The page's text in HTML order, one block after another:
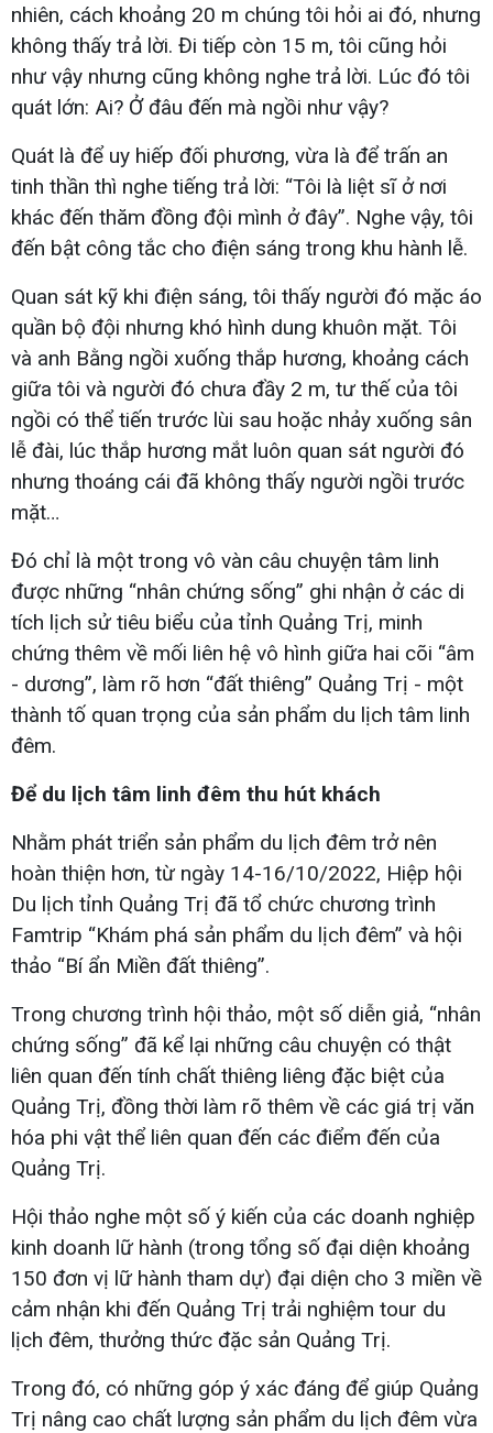
nhiên, cách khoảng 20 m chúng tôi hỏi ai đó, nhưng
không thấy trả lời. Đi tiếp còn 15 m, tôi cũng hỏi
như vậy nhưng cũng không nghe trả lời. Lúc đó tôi
quát lớn: Ai? Ở đâu đến mà ngồi như vậy?
Quát là để uy hiếp đối phương, vừa là để trấn an
tinh thần thì nghe tiếng trả lời: “Tôi là liệt sĩ ở nơi
khác đến thăm đồng đội mình ở đây”. Nghe vậy, tôi
đến bật công tắc cho điện sáng trong khu hành lễ.
Quan sát kỹ khi điện sáng, tôi thấy người đó mặc áo
quần bộ đội nhưng khó hình dung khuôn mặt. Tôi
và anh Bằng ngồi xuống thắp hương, khoảng cách
giữa tôi và người đó chưa đầy 2 m, tư thế của tôi
ngồi có thể tiến trước lùi sau hoặc nhảy xuống sân
lễ đài, lúc thắp hương mắt luôn quan sát người đó
nhưng thoáng cái đã không thấy người ngồi trước
mặt…
Đó chỉ là một trong vô vàn câu chuyện tâm linh
được những “nhân chứng sống” ghi nhận ở các di
tích lịch sử tiêu biểu của tỉnh Quảng Trị, minh
chứng thêm về mối liên hệ vô hình giữa hai cõi “âm
- dương”, làm rõ hơn “đất thiêng” Quảng Trị - một
thành tố quan trọng của sản phẩm du lịch tâm linh
đêm.
Để du lịch tâm linh đêm thu hút khách
Nhằm phát triển sản phẩm du lịch đêm trở nên
hoàn thiện hơn, từ ngày 14-16/10/2022, Hiệp hội
Du lịch tỉnh Quảng Trị đã tổ chức chương trình
Famtrip “Khám phá sản phẩm du lịch đêm” và hội
thảo “Bí ẩn Miền đất thiêng”.
Trong chương trình hội thảo, một số diễn giả, “nhân
chứng sống” đã kể lại những câu chuyện có thật
liên quan đến tính chất thiêng liêng đặc biệt của
Quảng Trị, đồng thời làm rõ thêm về các giá trị văn
hóa phi vật thể liên quan đến các điểm đến của
Quảng Trị.
Hội thảo nghe một số ý kiến của các doanh nghiệp
kinh doanh lữ hành (trong tổng số đại diện khoảng
150 đơn vị lữ hành tham dự) đại diện cho 3 miền về
cảm nhận khi đến Quảng Trị trải nghiệm tour du
lịch đêm, thưởng thức đặc sản Quảng Trị.
Trong đó, có những góp ý xác đáng để giúp Quảng
Trị nâng cao chất lượng sản phẩm du lịch đêm vừa